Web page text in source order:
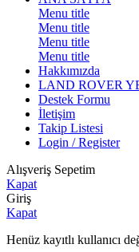
Menu title
Menu title
Menu title
Menu title
Hakkımızda
LAND ROVER
Destek Formu
İletişim
Takip Listesi
Login / Register
Alışveriş Sepetim
Kapat
Giriş
Kapat
Henüz kayıtlı kullanıcı